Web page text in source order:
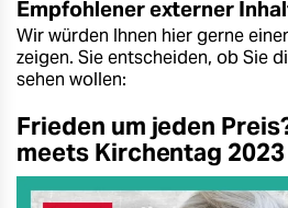
Empfohlener externer
Wir würden Ihnen hier gerne
zeigen. Sie entscheiden, ob Sie
sehen wollen:
Frieden um jeden
meets Kirchentag 2023